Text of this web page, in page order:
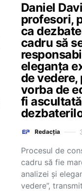
Daniel
profesori,
ca
cadru să
eleganța
de
vorba de
fi
Redacția
Procesul de
cadru să fie
analizei și
vedere”,